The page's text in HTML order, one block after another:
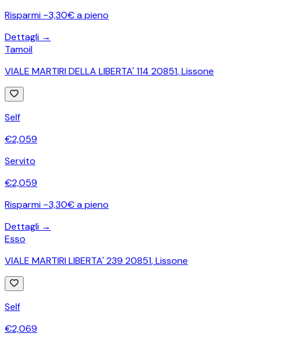
Risparmi ~3,30€ a pieno
Dettagli →
Tamoil
VIALE MARTIRI DELLA LIBERTA' 114 20851,Lissone
Self
€2,059
Servito
€2,059
Risparmi ~3,30€ a pieno
Dettagli →
Esso
VIALE MARTIRI LIBERTA' 239 20851,Lissone
Self
€2,069